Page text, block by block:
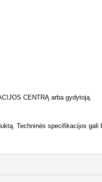
CENTRĄ arba gydytoją.
Techninės specifikacijos